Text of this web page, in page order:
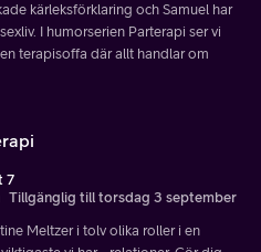
kärleksförklaring och Samuel har
I humorserien Parterapi ser vi
terapisoffa där allt handlar om
7
Tillgänglig till torsdag 3 september
Meltzer i tolv olika roller i en